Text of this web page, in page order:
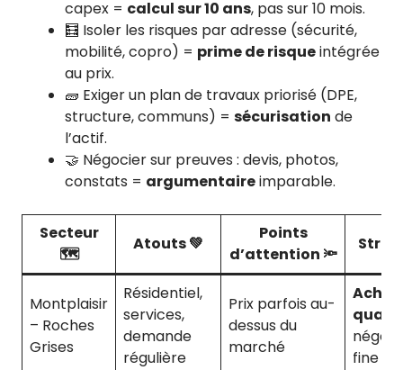
capex = calcul sur 10 ans, pas sur 10 mois.
🧮 Isoler les risques par adresse (sécurité,
mobilité, copro) = prime de risqueintégrée
au prix.
🧱 Exiger un plan de travaux priorisé (DPE,
structure, communs) = sécurisation de
l’actif.
🤝 Négocier sur preuves : devis, photos,
constats = argumentaireimparable.
Secteur
🗺️
Atouts 💚
Points
d’attention 🔦
Montplaisir
– Roches
Grises
Résidentiel,
services,
demande
régulière
Prix parfois au-
dessus du
marché
Achat
fine